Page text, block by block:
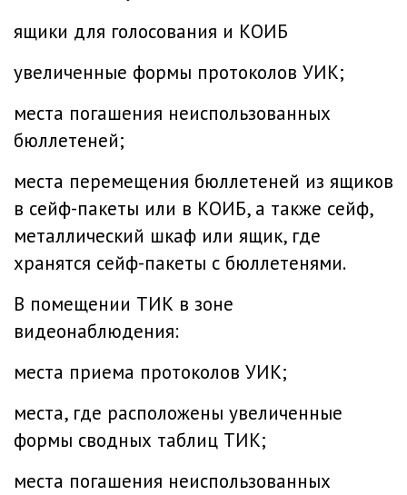
ящики для голосования и КОИБ
увеличенные формы протоколов УИК;
места погашения неиспользованных
бюллетеней;
места перемещения бюллетеней из ящиков
в сейф-пакеты или в КОИБ, а также сейф,
металлический шкаф или ящик, где
хранятся сейф-пакеты с бюллетенями.
В помещении ТИК в зоне
видеонаблюдения:
места приема протоколов УИК;
места, где расположены увеличенные
формы сводных таблиц ТИК;
места погашения неиспользованных